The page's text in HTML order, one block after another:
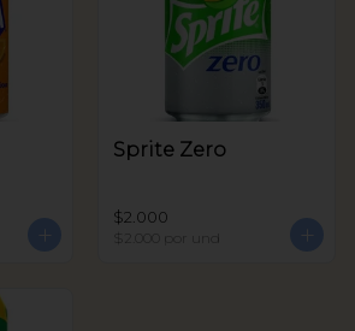
Sprite Zero
$2.000
$2.000 por und